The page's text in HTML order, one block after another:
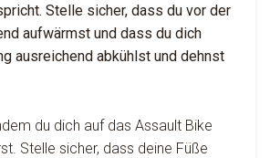
Stelle sicher, dass du vor der
aufwärmst und dass du dich
ausreichend abkühlst und dehnst
du dich auf das Assault Bike
Stelle sicher, dass deine Füße